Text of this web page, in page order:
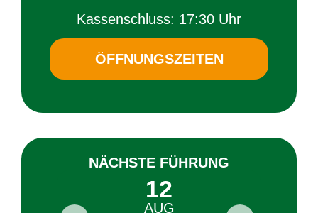
Kas­sen­schluss: 17:30 Uhr
ÖFF­NUNGS­ZEI­TEN
NÄCHS­TE FÜH­RUNG
12
AUG